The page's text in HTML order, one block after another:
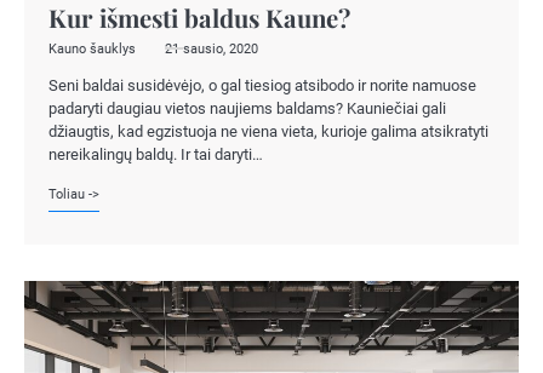
Kur išmesti baldus Kaune?
Kauno šauklys 21 sausio, 2020
Seni baldai susidėvėjo, o gal tiesiog atsibodo ir norite namuose
padaryti daugiau vietos naujiems baldams? Kauniečiai gali
džiaugtis, kad egzistuoja ne viena vieta, kurioje galima atsikratyti
nereikalingų baldų. Ir tai daryti…
Toliau ->